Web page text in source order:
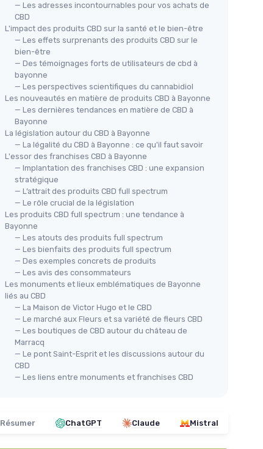
— Les adresses incontournables pour vos achats de
CBD
L'impact des produits CBD sur la santé et le bien-être
— Les effets surprenants des produits CBD sur le
bien-être
— Des témoignages forts de utilisateurs de cbd à
bayonne
— Les perspectives scientifiques du cannabidiol
Les nouveautés en matière de produits CBD à Bayonne
— Les dernières tendances en matière de CBD à
Bayonne
La législation autour du CBD à Bayonne
— La légalité du CBD à Bayonne : ce qu'il faut savoir
L'essor des franchises CBD à Bayonne
— Implantation des franchises CBD : une expansion
stratégique
— L’attrait des produits CBD full spectrum
— Le rôle crucial de la législation
Les produits CBD full spectrum : une tendance à
Bayonne
— Les atouts des produits full spectrum
— Les bienfaits des produits full spectrum
— Des exemples concrets de produits
— Les avis des consommateurs
Les monuments et lieux emblématiques de Bayonne
liés au CBD
— La Maison de Victor Hugo et le CBD
— Le marché aux Fleurs et sa variété de fleurs CBD
— Les boutiques de CBD autour du château de
Marracq
— Le pont Saint-Esprit et les discussions autour du
CBD
— Les liens entre monuments et franchises CBD
Résumer ChatGPT Claude Mistral